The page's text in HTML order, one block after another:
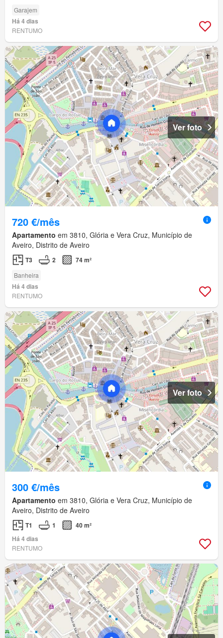
Garajem
Há 4 dias
RENTUMO
Ver foto
720 €/mês
Apartamento em 3810, Glória e Vera Cruz, Município de
Aveiro, Distrito de Aveiro
T3 2 74 m²
Banheira
Há 4 dias
RENTUMO
Ver foto
300 €/mês
Apartamento em 3810, Glória e Vera Cruz, Município de
Aveiro, Distrito de Aveiro
T1 1
40 m²
Há 4 dias
RENTUMO